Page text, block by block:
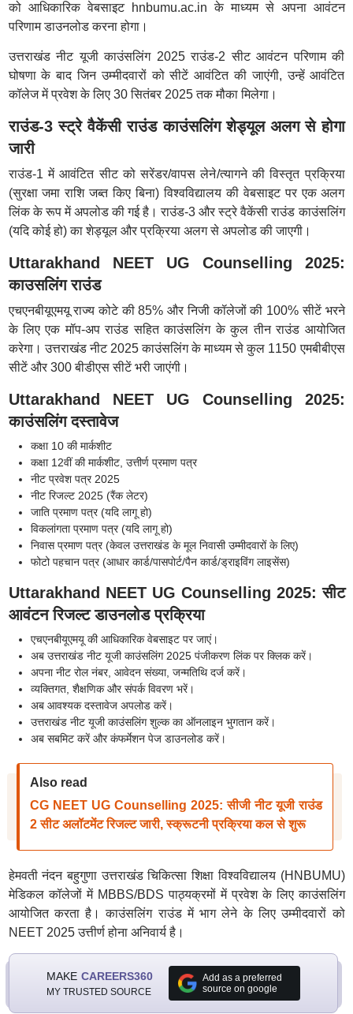
को आधिकारिक वेबसाइट hnbumu.ac.in के माध्यम से अपना आवंटन
परिणाम डाउनलोड करना होगा।
उत्तराखंड नीट यूजी काउंसलिंग 2025 राउंड-2 सीट आवंटन परिणाम की
घोषणा के बाद जिन उम्मीदवारों को सीटें आवंटित की जाएंगी, उन्हें आवंटित
कॉलेज में प्रवेश के लिए 30 सितंबर 2025 तक मौका मिलेगा।
राउंड-3 स्ट्रे वैकेंसी राउंड काउंसलिंग शेड्यूल अलग से होगा
जारी
राउंड-1 में आवंटित सीट को सरेंडर/वापस लेने/त्यागने की विस्तृत प्रक्रिया
(सुरक्षा जमा राशि जब्त किए बिना) विश्वविद्यालय की वेबसाइट पर एक अलग
लिंक के रूप में अपलोड की गई है। राउंड-3 और स्ट्रे वैकेंसी राउंड काउंसलिंग
(यदि कोई हो) का शेड्यूल और प्रक्रिया अलग से अपलोड की जाएगी।
Uttarakhand NEET UG Counselling 2025:
काउसलिंग राउंड
एचएनबीयूएमयू राज्य कोटे की 85% और निजी कॉलेजों की 100% सीटें भरने
के लिए एक मॉप-अप राउंड सहित काउंसलिंग के कुल तीन राउंड आयोजित
करेगा। उत्तराखंड नीट 2025 काउंसलिंग के माध्यम से कुल 1150 एमबीबीएस
सीटें और 300 बीडीएस सीटें भरी जाएंगी।
Uttarakhand NEET UG Counselling 2025:
काउंसलिंग दस्तावेज
कक्षा 10 की मार्कशीट
कक्षा 12वीं की मार्कशीट, उत्तीर्ण प्रमाण पत्र
नीट प्रवेश पत्र 2025
नीट रिजल्ट 2025 (रैंक लेटर)
जाति प्रमाण पत्र (यदि लागू हो)
विकलांगता प्रमाण पत्र (यदि लागू हो)
निवास प्रमाण पत्र (केवल उत्तराखंड के मूल निवासी उम्मीदवारों के लिए)
फोटो पहचान पत्र (आधार कार्ड/पासपोर्ट/पैन कार्ड/ड्राइविंग लाइसेंस)
Uttarakhand NEET UG Counselling 2025: सीट
आवंटन रिजल्ट डाउनलोड प्रक्रिया
एचएनबीयूएमयू की आधिकारिक वेबसाइट पर जाएं।
अब उत्तराखंड नीट यूजी काउंसलिंग 2025 पंजीकरण लिंक पर क्लिक करें।
अपना नीट रोल नंबर, आवेदन संख्या, जन्मतिथि दर्ज करें।
व्यक्तिगत, शैक्षणिक और संपर्क विवरण भरें।
अब आवश्यक दस्तावेज अपलोड करें।
उत्तराखंड नीट यूजी काउंसलिंग शुल्क का ऑनलाइन भुगतान करें।
अब सबमिट करें और कंफर्मेशन पेज डाउनलोड करें।
Also read
CG NEET UG Counselling 2025: सीजी नीट यूजी राउंड
2 सीट अलॉटमेंट रिजल्ट जारी, स्क्रूटनी प्रक्रिया कल से शुरू
हेमवती नंदन बहुगुणा उत्तराखंड चिकित्सा शिक्षा विश्वविद्यालय (HNBUMU)
मेडिकल कॉलेजों में MBBS/BDS पाठ्यक्रमों में प्रवेश के लिए काउंसलिंग
आयोजित करता है। काउंसलिंग राउंड में भाग लेने के लिए उम्मीदवारों को
NEET 2025 उत्तीर्ण होना अनिवार्य है।
MAKE CAREERS360
MY TRUSTED SOURCE
Add as a preferred
source on google